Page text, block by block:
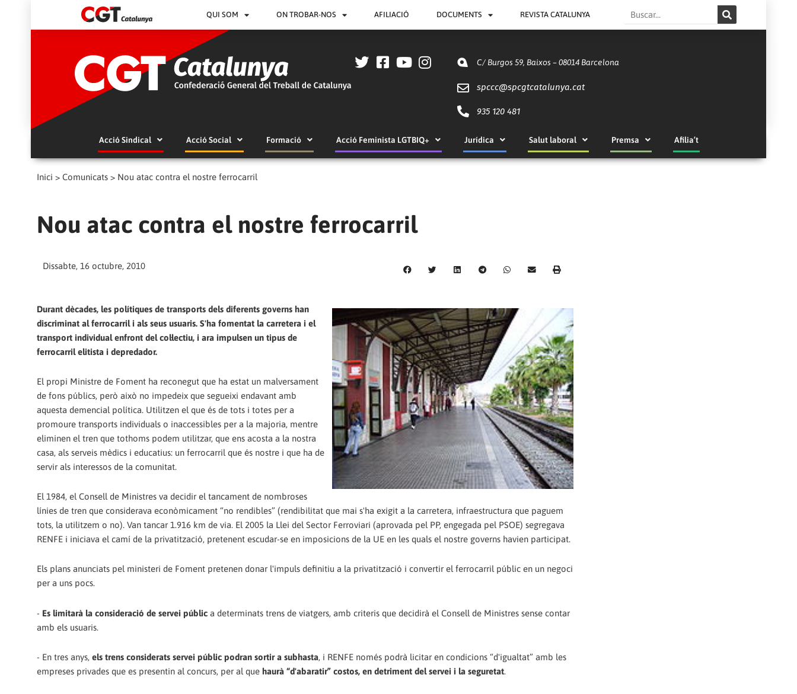
QUI SOM ON TROBAR-NOS AFILIACIÓ DOCUMENTS REVISTA CATALUNYA Search
C/ Burgos 59, Baixos – 08014 Barcelona
spccc@spcgtcatalunya.cat
935 120 481
Acció Sindical Acció Social Formació Acció Feminista LGTBIQ+ Jurídica Salut laboral Premsa Afilia’t
Inici > Comunicats > Nou atac contra el nostre ferrocarril
Nou atac contra el nostre ferrocarril
Dissabte, 16 octubre, 2010
Durant dècades, les polítiques de transports dels diferents governs han
discriminat al ferrocarril i als seus usuaris. S'ha fomentat la carretera i el
transport individual enfront del col·lectiu, i ara impulsen un tipus de
ferrocarril elitista i depredador.
El propi Ministre de Foment ha reconegut que ha estat un malversament
de fons públics, però això no impedeix que segueixi endavant amb
aquesta demencial política. Utilitzen el que és de tots i totes per a
promoure transports individuals o inaccessibles per a la majoria, mentre
eliminen el tren que tothoms podem utilitzar, que ens acosta a la nostra
casa, als serveis mèdics i educatius: un ferrocarril que és nostre i que ha de
servir als interessos de la comunitat.
El 1984, el Consell de Ministres va decidir el tancament de nombroses
línies de tren que considerava econòmicament “no rendibles” (rendibilitat que mai s'ha exigit a la carretera, infraestructura que paguem
tots, la utilitzem o no). Van tancar 1.916 km de via. El 2005 la Llei del Sector Ferroviari (aprovada pel PP, engegada pel PSOE) segregava
RENFE i iniciava el camí de la privatització, pretenent escudar-se en imposicions de la UE en les quals el nostre governs havien participat.
Els plans anunciats pel ministeri de Foment pretenen donar l'impuls definitiu a la privatització i convertir el ferrocarril públic en un negoci
per a uns pocs.
- Es limitarà la consideració de servei públic a determinats trens de viatgers, amb criteris que decidirà el Consell de Ministres sense contar
amb els usuaris.
- En tres anys, els trens considerats servei públic podran sortir a subhasta, i RENFE només podrà licitar en condicions “d'igualtat” amb les
empreses privades que es presentin al concurs, per al que haurà “d'abaratir” costos, en detriment del servei i la seguretat.